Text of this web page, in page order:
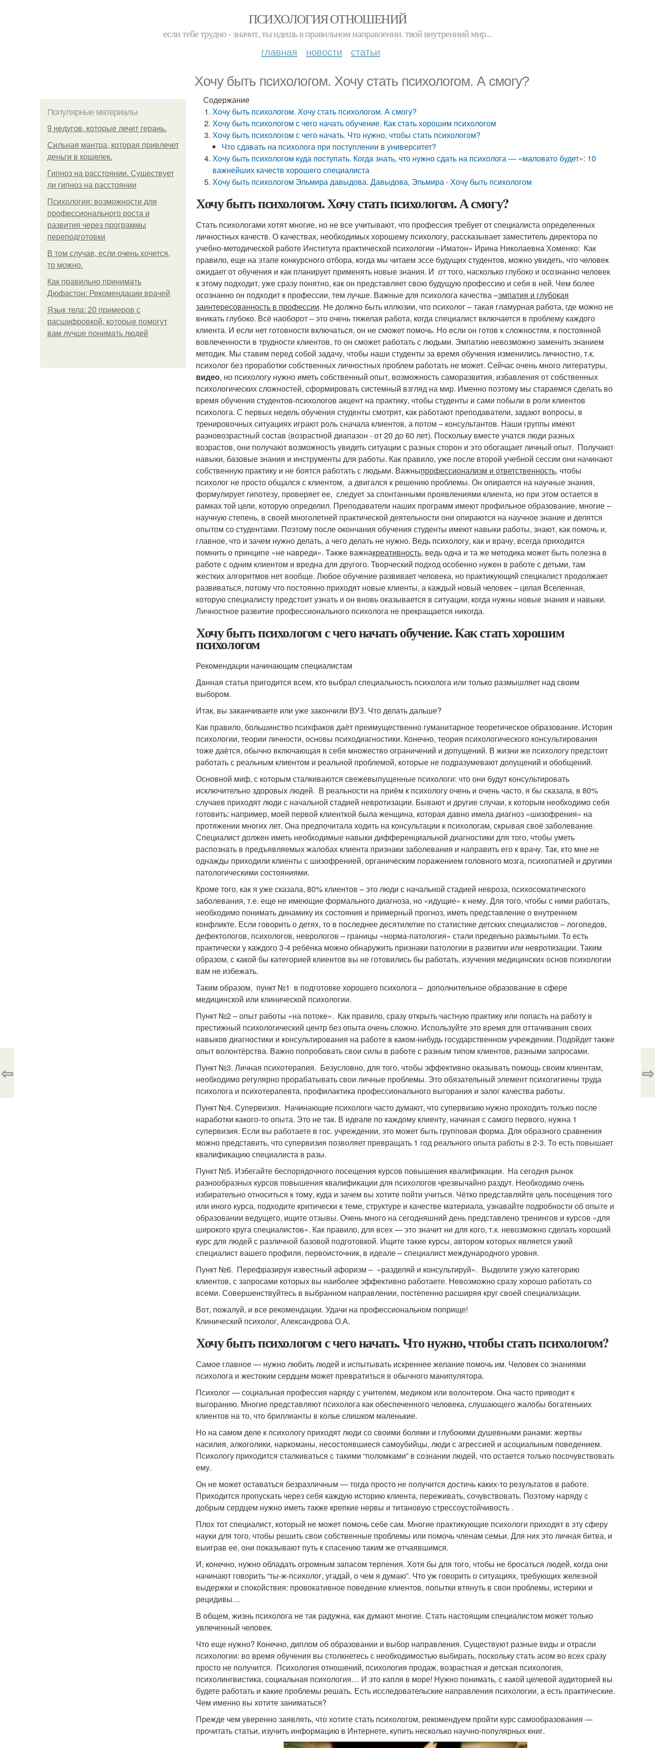
ПСИХОЛОГИЯ ОТНОШЕНИЙ
если тебе трудно - значит, ты идешь в правильном направлении. твой внутренний мир...
главная новости статьи
Хочу быть психологом. Хочу стать психологом. А смогу?
Популярные материалы
9 недугов, которые лечит герань.
Сильная мантра, которая привлечет
деньги в кошелек.
Гипноз на расстоянии. Существует
ли гипноз на расстоянии
Психология: возможности для
профессионального роста и
развития через программы
переподготовки
В том случае, если очень хочется,
то можно.
Как правильно принимать
Дюфастон: Рекомендации врачей
Язык тела: 20 примеров с
расшифровкой, которые помогут
вам лучше понимать людей
Содержание
Хочу быть психологом. Хочу стать психологом. А смогу?
Хочу быть психологом с чего начать обучение. Как стать хорошим психологом
Хочу быть психологом с чего начать. Что нужно, чтобы стать психологом?
Что сдавать на психолога при поступлении в университет?
Хочу быть психологом куда поступать. Когда знать, что нужно сдать на психолога — «маловато будет»: 10
важнейших качеств хорошего специалиста
Хочу быть психологом Эльмира давыдова. Давыдова, Эльмира - Хочу быть психологом
Хочу быть психологом. Хочу стать психологом. А смогу?
Стать психологами хотят многие, но не все учитывают, что профессия требует от специалиста определенных
личностных качеств. О качествах, необходимых хорошему психологу, рассказывает заместитель директора по
учебно-методической работе Института практической психологии «Иматон» Ирина Николаевна Хоменко: Как
правило, еще на этапе конкурсного отбора, когда мы читаем эссе будущих студентов, можно увидеть, что человек
ожидает от обучения и как планирует применять новые знания. И от того, насколько глубоко и осознанно человек
к этому подходит, уже сразу понятно, как он представляет свою будущую профессию и себя в ней. Чем более
осознанно он подходит к профессии, тем лучше. Важные для психолога качества –эмпатия и глубокая
заинтересованность в профессии. Не должно быть иллюзии, что психолог – такая гламурная работа, где можно не
вникать глубоко. Всё наоборот – это очень тяжелая работа, когда специалист включается в проблему каждого
клиента. И если нет готовности включаться, он не сможет помочь. Но если он готов к сложностям, к постоянной
вовлеченности в трудности клиентов, то он сможет работать с людьми. Эмпатию невозможно заменить знанием
методик. Мы ставим перед собой задачу, чтобы наши студенты за время обучения изменились личностно, т.к.
психолог без проработки собственных личностных проблем работать не может. Сейчас очень много литературы,
видео, но психологу нужно иметь собственный опыт, возможность саморазвития, избавления от собственных
психологических сложностей, сформировать системный взгляд на мир. Именно поэтому мы стараемся сделать во
время обучения студентов-психологов акцент на практику, чтобы студенты и сами побыли в роли клиентов
психолога. С первых недель обучения студенты смотрят, как работают преподаватели, задают вопросы, в
тренировочных ситуациях играют роль сначала клиентов, а потом – консультантов. Наши группы имеют
разновозрастный состав (возрастной диапазон - от 20 до 60 лет). Поскольку вместе учатся люди разных
возрастов, они получают возможность увидеть ситуации с разных сторон и это обогащает личный опыт. Получают
навыки, базовые знания и инструменты для работы. Как правило, уже после второй учебной сессии они начинают
собственную практику и не боятся работать с людьми. Важныпрофессионализм и ответственность, чтобы
психолог не просто общался с клиентом, а двигался к решению проблемы. Он опирается на научные знания,
формулирует гипотезу, проверяет ее, следует за спонтанными проявлениями клиента, но при этом остается в
рамках той цели, которую определил. Преподаватели наших программ имеют профильное образование, многие –
научную степень, в своей многолетней практической деятельности они опираются на научное знание и делятся
опытом со студентами. Поэтому после окончания обучения студенты имеют навыки работы, знают, как помочь и,
главное, что и зачем нужно делать, а чего делать не нужно. Ведь психологу, как и врачу, всегда приходится
помнить о принципе «не навреди». Также важнакреативность, ведь одна и та же методика может быть полезна в
работе с одним клиентом и вредна для другого. Творческий подход особенно нужен в работе с детьми, там
жестких алгоритмов нет вообще. Любое обучение развивает человека, но практикующий специалист продолжает
развиваться, потому что постоянно приходят новые клиенты, а каждый новый человек – целая Вселенная,
которую специалисту предстоит узнать и он вновь оказывается в ситуации, когда нужны новые знания и навыки.
Личностное развитие профессионального психолога не прекращается никогда.
Хочу быть психологом с чего начать обучение. Как стать хорошим
психологом
Рекомендации начинающим специалистам
Данная статья пригодится всем, кто выбрал специальность психолога или только размышляет над своим
выбором.
Итак, вы заканчиваете или уже закончили ВУЗ. Что делать дальше?
Как правило, большинство психфаков даёт преимущественно гуманитарное теоретическое образование. История
психологии, теории личности, основы психодиагностики. Конечно, теория психологического консультирования
тоже даётся, обычно включающая в себя множество ограничений и допущений. В жизни же психологу предстоит
работать с реальным клиентом и реальной проблемой, которые не подразумевают допущений и обобщений.
Основной миф, с которым сталкиваются свежевыпущенные психологи: что они будут консультировать
исключительно здоровых людей. В реальности на приём к психологу очень и очень часто, я бы сказала, в 80%
случаев приходят люди с начальной стадией невротизации. Бывают и другие случаи, к которым необходимо себя
готовить: например, моей первой клиенткой была женщина, которая давно имела диагноз «шизофрения» на
протяжении многих лет. Она предпочитала ходить на консультации к психологам, скрывая своё заболевание.
Специалист должен иметь необходимые навыки дифференциальной диагностики для того, чтобы уметь
распознать в предъявляемых жалобах клиента признаки заболевания и направить его к врачу. Так, кто мне не
однажды приходили клиенты с шизофренией, органическим поражением головного мозга, психопатией и другими
патологическими состояниями.
Кроме того, как я уже сказала, 80% клиентов – это люди с начальной стадией невроза, психосоматического
заболевания, т.е. еще не имеющие формального диагноза, но «идущие» к нему. Для того, чтобы с ними работать,
необходимо понимать динамику их состояния и примерный прогноз, иметь представление о внутреннем
конфликте. Если говорить о детях, то в последнее десятилетие по статистике детских специалистов – логопедов,
дефектологов, психологов, неврологов – границы «норма-патология» стали предельно размытыми. То есть
практически у каждого 3-4 ребёнка можно обнаружить признаки патологии в развитии или невротизации. Таким
образом, с какой бы категорией клиентов вы не готовились бы работать, изучения медицинских основ психологии
вам не избежать.
Таким образом, пункт №1 в подготовке хорошего психолога – дополнительное образование в сфере
медицинской или клинической психологии.
Пункт №2 – опыт работы «на потоке». Как правило, сразу открыть частную практику или попасть на работу в
престижный психологический центр без опыта очень сложно. Используйте это время для оттачивания своих
навыков диагностики и консультирования на работе в каком-нибудь государственном учреждении. Подойдет также
опыт волонтёрства. Важно попробовать свои силы в работе с разным типом клиентов, разными запросами.
Пункт №3. Личная психотерапия. Безусловно, для того, чтобы эффективно оказывать помощь своим клиентам,
необходимо регулярно прорабатывать свои личные проблемы. Это обязательный элемент психогигиены труда
психолога и психотерапевта, профилактика профессионального выгорания и залог качества работы.
Пункт №4. Супервизия. Начинающие психологи часто думают, что супервизию нужно проходить только после
наработки какого-то опыта. Это не так. В идеале по каждому клиенту, начиная с самого первого, нужна 1
супервизия. Если вы работаете в гос. учреждении, это может быть групповая форма. Для образного сравнения
можно представить, что супервизия позволяет превращать 1 год реального опыта работы в 2-3. То есть повышает
квалификацию специалиста в разы.
Пункт №5. Избегайте беспорядочного посещения курсов повышения квалификации. На сегодня рынок
разнообразных курсов повышения квалификации для психологов чрезвычайно раздут. Необходимо очень
избирательно относиться к тому, куда и зачем вы хотите пойти учиться. Чётко представляйте цель посещения того
или иного курса, подходите критически к теме, структуре и качестве материала, узнавайте подробности об опыте и
образовании ведущего, ищите отзывы. Очень много на сегодняшний день представлено тренингов и курсов «для
широкого круга специалистов». Как правило, для всех — это значит ни для кого, т.к. невозможно сделать хороший
курс для людей с различной базовой подготовкой. Ищите такие курсы, автором которых является узкий
специалист вашего профиля, первоисточник, в идеале – специалист международного уровня.
Пункт №6. Перефразируя известный афоризм – «разделяй и консультируй». Выделите узкую категорию
клиентов, с запросами которых вы наиболее эффективно работаете. Невозможно сразу хорошо работать со
всеми. Совершенствуйтесь в выбранном направлении, постепенно расширяя круг своей специализации.
Вот, пожалуй, и все рекомендации. Удачи на профессиональном поприще!
Клинический психолог, Александрова О.А.
Хочу быть психологом с чего начать. Что нужно, чтобы стать психологом?
Самое главное — нужно любить людей и испытывать искреннее желание помочь им. Человек со знаниями
психолога и жестоким сердцем может превратиться в обычного манипулятора.
Психолог — социальная профессия наряду с учителем, медиком или волонтером. Она часто приводит к
выгоранию. Многие представляют психолога как обеспеченного человека, слушающего жалобы богатеньких
клиентов на то, что бриллианты в колье слишком маленькие.
Но на самом деле к психологу приходят люди со своими болями и глубокими душевными ранами: жертвы
насилия, алкоголики, наркоманы, несостоявшиеся самоубийцы, люди с агрессией и асоциальным поведением.
Психологу приходится сталкиваться с такими “поломками” в сознании людей, что остается только посочувствовать
ему.
Он не может оставаться безразличным — тогда просто не получится достичь каких-то результатов в работе.
Приходится пропускать через себя каждую историю клиента, переживать, сочувствовать. Поэтому наряду с
добрым сердцем нужно иметь также крепкие нервы и титановую стрессоустойчивость .
Плох тот специалист, который не может помочь себе сам. Многие практикующие психологи приходят в эту сферу
науки для того, чтобы решить свои собственные проблемы или помочь членам семьи. Для них это личная битва, и
выиграв ее, они показывают путь к спасению таким же отчаявшимся.
И, конечно, нужно обладать огромным запасом терпения. Хотя бы для того, чтобы не бросаться людей, когда они
начинают говорить “ты-ж-психолог, угадай, о чем я думаю”. Что уж говорить о ситуациях, требующих железной
выдержки и спокойствия: провокативное поведение клиентов, попытки втянуть в свои проблемы, истерики и
рецидивы…
В общем, жизнь психолога не так радужна, как думают многие. Стать настоящим специалистом может только
увлеченный человек.
Что еще нужно? Конечно, диплом об образовании и выбор направления. Существуют разные виды и отрасли
психологии: во время обучения вы столкнетесь с необходимостью выбирать, поскольку стать асом во всех сразу
просто не получится. Психология отношений, психология продаж, возрастная и детская психология,
психолингвистика, социальная психология… И это капля в море! Нужно понимать, с какой целевой аудиторией вы
будете работать и какие проблемы решать. Есть исследовательские направления психологии, а есть практические.
Чем именно вы хотите заниматься?
Прежде чем уверенно заявлять, что хотите стать психологом, рекомендуем пройти курс самообразования —
прочитать статьи, изучить информацию в Интернете, купить несколько научно-популярных книг.
⇦ ⇨